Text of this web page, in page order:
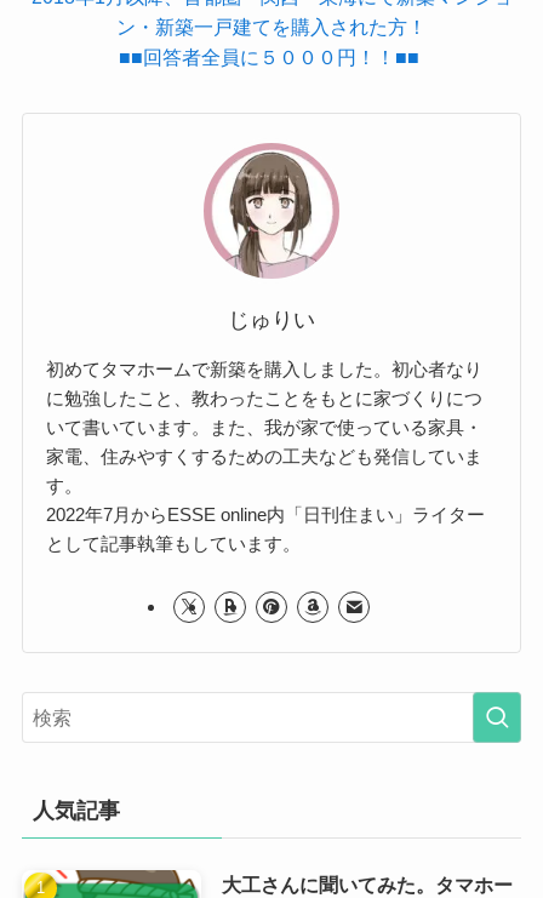
ン・新築一戸建てを購入された方！
■■回答者全員に５０００円！！■■
じゅりい
初めてタマホームで新築を購入しました。初心者なり
に勉強したこと、教わったことをもとに家づくりにつ
いて書いています。また、我が家で使っている家具・
家電、住みやすくするための工夫なども発信していま
す。
2022年7月からESSE online内「日刊住まい」ライター
として記事執筆もしています。
人気記事
大工さんに聞いてみた。タマホー